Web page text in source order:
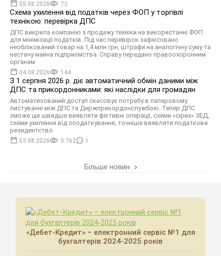
05.08.2026 72
Схема ухилення від податків через ФОП у торгівлі
технікою: перевірка ДПС
ДПС викрила компанію з продажу техніки на використанні ФОП
для мінімізації податків. Під час перевірок зафіксовано
необлікований товар на 1,4 млн грн, штрафи на аналогічну суму та
нестачу майна підприємства. Справу передано правоохоронним
органам
04.08.2026 144
З 1 серпня 2026 р. діє автоматичний обмін даними між
ДПС та прикордонниками: які наслідки для громадян
Автоматизований доступ скасовує потребу в паперовому
листуванні між ДПС та Держприкордонслужбою. Тепер ДПС
зможе ще швидше виявляти фіктивні операції, схеми «сірих» ЗЕД,
схеми ухилення від оподаткування, точніше виявляти податкове
резидентство
03.08.2026 5 762 1
Більше новин
«Дебет-Кредит» – електронний сервіс №1 для
бухгалтерів 2024-2025 років